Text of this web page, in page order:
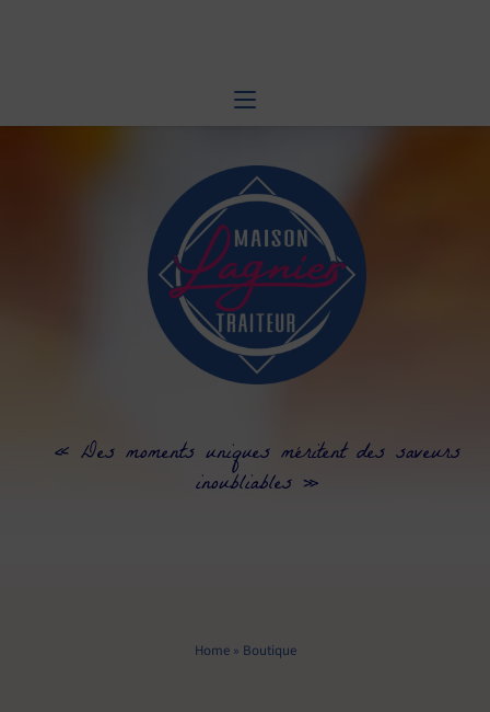
« Des moments uniques méritent des saveurs
inoubliables »
Home» Boutique